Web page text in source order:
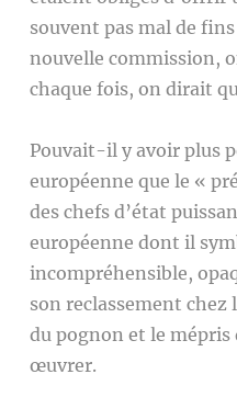
souvent pas mal de fins
nouvelle commission,
chaque fois, on dirait
Pouvait-il y avoir plus
européenne que le «
des chefs d’état
européenne dont il
incompréhensible,
son reclassement chez
du pognon et le mépris
œuvrer.